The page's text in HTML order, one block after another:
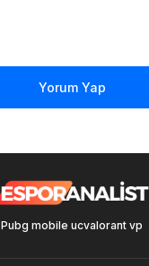
Yorum Yap
Pubg mobile ucvalorant vp